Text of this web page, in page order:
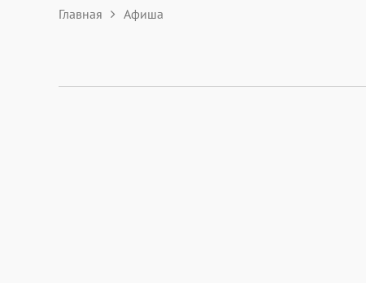
Главная Афиша